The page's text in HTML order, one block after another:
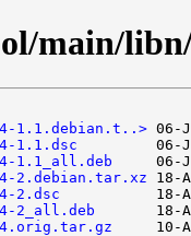
main/
1.1.debian.t..>
1.1.dsc
1.1_all.deb
2.debian.tar.xz
2.dsc
2_all.deb